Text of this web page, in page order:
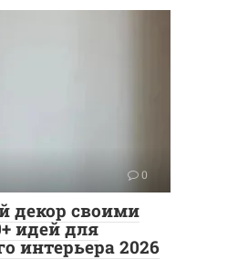
0
декор своими
идей для
интерьера 2026